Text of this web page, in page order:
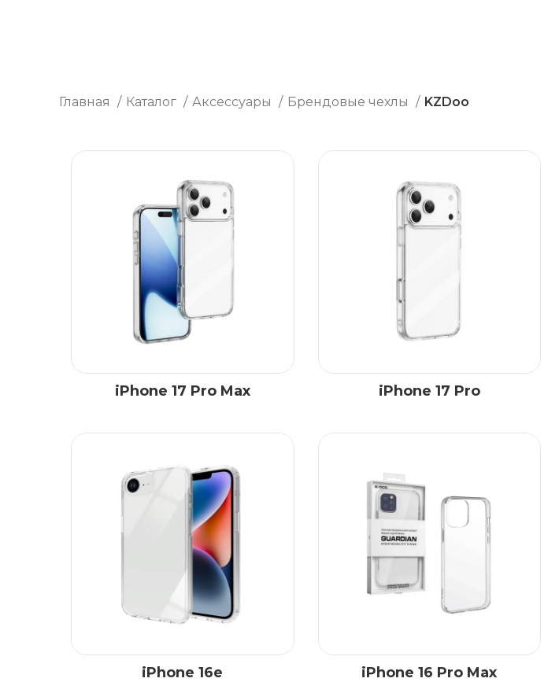
Главная Каталог Аксессуары Брендовые чехлы KZDoo
iPhone 17 Pro Max iPhone 17 Pro
iPhone 16e iPhone 16 Pro Max